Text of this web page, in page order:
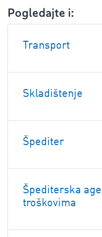
Pogledajte i:
Transport
Skladištenje
Špediter
Špediterska
troškovima